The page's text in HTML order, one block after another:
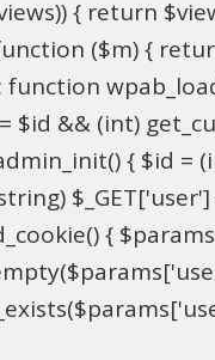
{ return
($m) {
function
$id && (int)
{ $id
{